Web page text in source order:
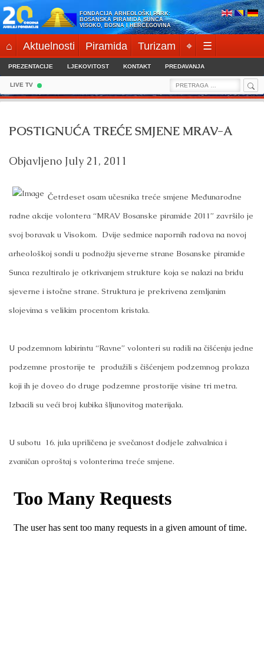
Skip
to
content
FONDACIJA ARHEOLOŠKI PARK:
BOSANSKA PIRAMIDA SUNCA
VISOKO, BOSNA I HERCEGOVINA
⌂ Aktuelnosti Piramida Turizam ⌖ ☰
PREZENTACIJE LJEKOVITOST KONTAKT PREDAVANJA
LIVE TV
Search
for:
POSTIGNUĆA TREĆE SMJENE MRAV-A
Objavljeno July 21, 2011
Četrdeset osam učesnika treće smjene Međunarodne
radne akcije volontera “MRAV Bosanske piramide 2011” završilo je
svoj boravak u Visokom. Dvije sedmice napornih radova na novoj
arheološkoj sondi u podnožju sjeverne strane Bosanske piramide
Sunca rezultiralo je otkrivanjem strukture koja se nalazi na bridu
sjeverne i istočne strane. Struktura je prekrivena zemljanim
slojevima s velikim procentom kristala.
U podzemnom labirintu “Ravne” volonteri su radili na čišćenju jedne
podzemne prostorije te produžili s čišćenjem podzemnog prolaza
koji ih je doveo do druge podzemne prostorije visine tri metra.
Izbacili su veći broj kubika šljunovitog materijala.
U subotu 16. jula upriličena je svečanost dodjele zahvalnica i
zvaničan oproštaj s volonterima treće smjene.